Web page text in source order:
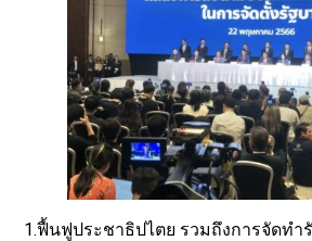
1.ฟื้นฟูประชาธิปไตย รวมถึงการจัดท